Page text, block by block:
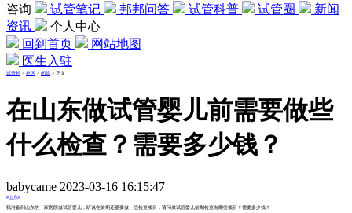
咨询
试管笔记 邦邦问答 试管科普 试管圈
新闻
资讯
个人中心
回到首页
网站地图
医生入驻
试管邦 > 社区 > 问答 > 正文
在山东做试管婴儿前需要做些
什么检查？需要多少钱？
babycame 2023-03-16 16:15:47
#山东#
我准备到山东的一家医院做试管婴儿，听说在前期还需要做一些检查项目，请问做试管婴儿前期检查有哪些项目？需要多少钱？